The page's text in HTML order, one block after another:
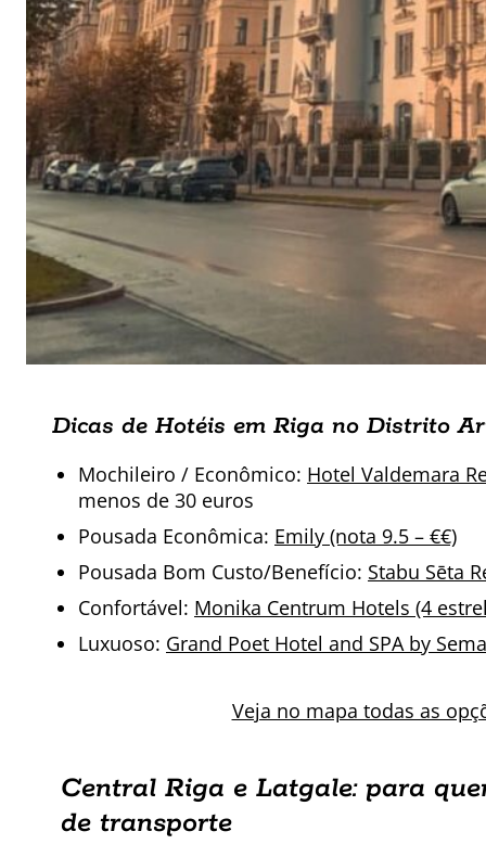
Dicas de Hotéis em Riga no Distrito
Mochileiro / Econômico: Hotel Valdemara
menos de 30 euros
Pousada Econômica: Emily (nota 9.5 – €€)
Pousada Bom Custo/Benefício: Stabu Sēta
Confortável: Monika Centrum Hotels (4
Luxuoso: Grand Poet Hotel and SPA by
Veja no mapa todas as
Central Riga e Latgale: para
de transporte